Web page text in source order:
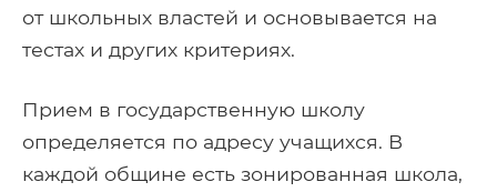
от школьных властей и основывается на
тестах и ​​других критериях.
Прием в государственную школу
определяется по адресу учащихся. В
каждой общине есть зонированная школа,